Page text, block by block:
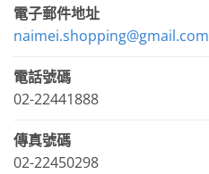
電子郵件地址
naimei.shopping@gmail.com
電話號碼
02-22441888
傳真號碼
02-22450298